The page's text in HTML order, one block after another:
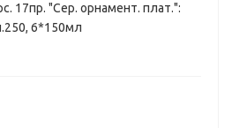
17пр. "Сер. орнамент. плат.":
6*150мл